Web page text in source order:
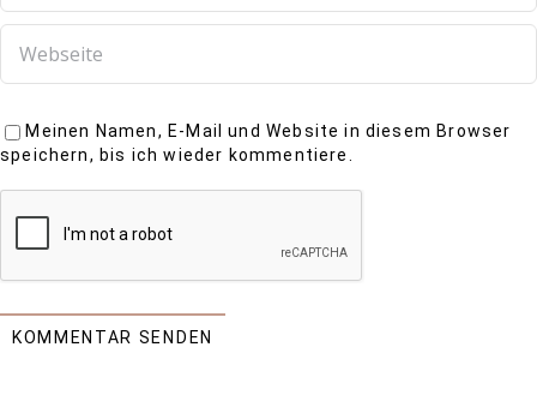
Meinen Namen, E-Mail und Website in diesem Browser
speichern, bis ich wieder kommentiere.